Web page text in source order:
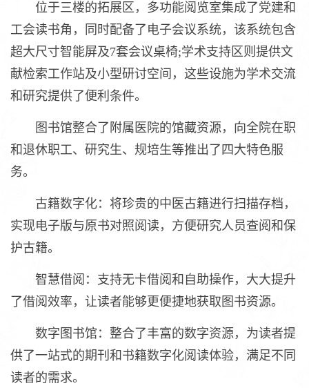
位于三楼的拓展区，多功能阅览室集成了党建和
工会读书角，同时配备了电子会议系统，该系统包含
超大尺寸智能屏及7套会议桌椅;学术支持区则提供文
献检索工作站及小型研讨空间，这些设施为学术交流
和研究提供了便利条件。
图书馆整合了附属医院的馆藏资源，向全院在职
和退休职工、研究生、规培生等推出了四大特色服
务。
古籍数字化：将珍贵的中医古籍进行扫描存档，
实现电子版与原书对照阅读，方便研究人员查阅和保
护古籍。
智慧借阅：支持无卡借阅和自助操作，大大提升
了借阅效率，让读者能够更便捷地获取图书资源。
数字图书馆：整合了丰富的数字资源，为读者提
供了一站式的期刊和书籍数字化阅读体验，满足不同
读者的需求。